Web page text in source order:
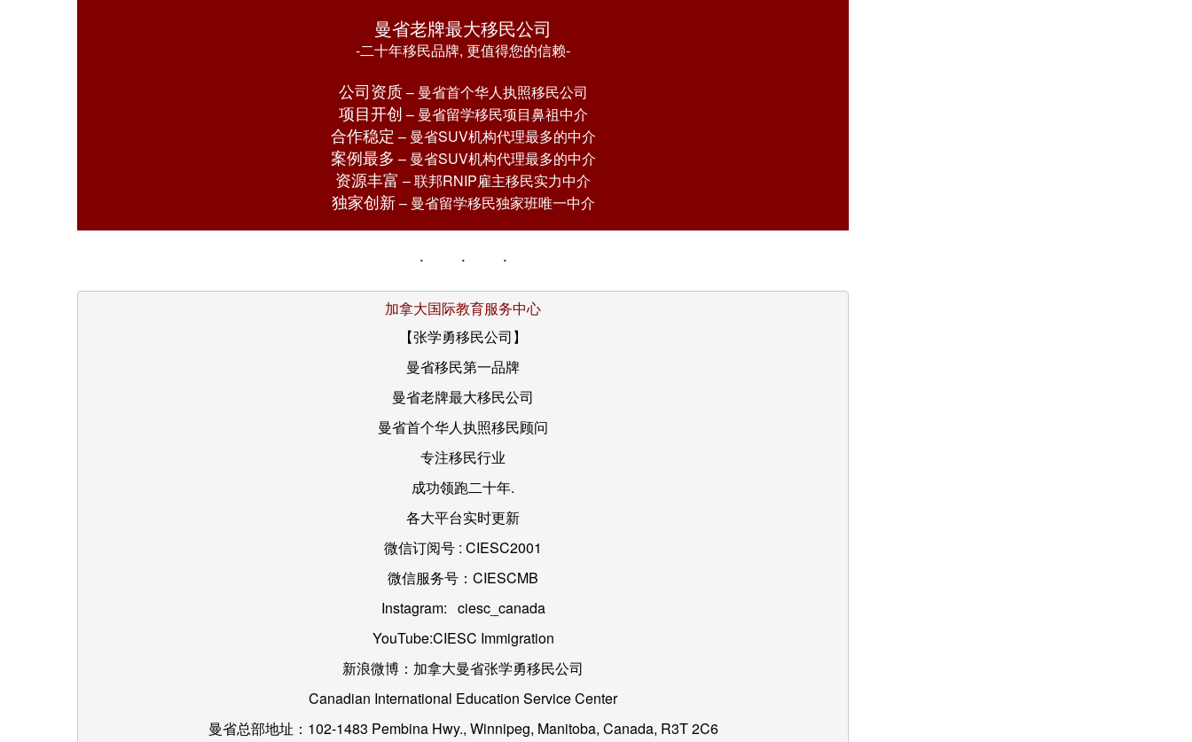
曼省老牌最大移民公司
-二十年移民品牌, 更值得您的信赖-
公司资质– 曼省首个华人执照移民公司
项目开创 – 曼省留学移民项目鼻祖中介
合作稳定 – 曼省SUV机构代理最多的中介
案例最多 – 曼省SUV机构代理最多的中介
资源丰富 – 联邦RNIP雇主移民实力中介
独家创新– 曼省留学移民独家班唯一中介
加拿大国际教育服务中心
【张学勇移民公司】
曼省移民第一品牌
曼省老牌最大移民公司
曼省首个华人执照移民顾问
专注移民行业
成功领跑二十年.
各大平台实时更新
微信订阅号 : CIESC2001
微信服务号：CIESCMB
Instagram:   ciesc_canada
YouTube:CIESC Immigration
新浪微博：加拿大曼省张学勇移民公司
Canadian International Education Service Center
曼省总部地址：102-1483 Pembina Hwy., Winnipeg, Manitoba, Canada, R3T 2C6